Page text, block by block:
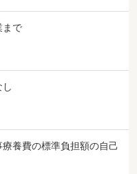
まで
し
療養費の標準負担額の自己